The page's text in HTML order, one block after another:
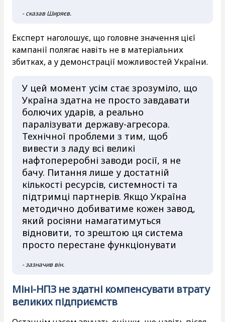
- сказав Ширяєв.
Експерт наголошує, що головне значення цієї
кампанії полягає навіть не в матеріальних
збитках, а у демонстрації можливостей України.
У цей момент усім стає зрозуміло, що
Україна здатна не просто завдавати
болючих ударів, а реально
паралізувати державу-агресора.
Технічної проблеми з тим, щоб
вивести з ладу всі великі
нафтопереробні заводи росії, я не
бачу. Питання лише у достатній
кількості ресурсів, системності та
підтримці партнерів. Якщо Україна
методично добиватиме кожен завод,
який росіяни намагатимуться
відновити, то зрештою ця система
просто перестане функціонувати
- зазначив він.
Міні-НПЗ не здатні компенсувати втрату
великих підприємств